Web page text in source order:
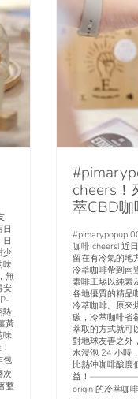
少
味
無
安
熱
黃
味
包
次
整
cheers！
萃CBD咖
#pimarypopup
咖啡 cheers! 近
留在有冷氣的地
冷萃咖啡帶到南
素啡工埸以純素
各地優質的精品
冷萃咖啡。原來
碳，冷萃咖啡省
萃取的方式就可
對地球友善之外
水浸泡 24 小時
比熱沖咖啡酸度
益！
origin 的冷萃咖